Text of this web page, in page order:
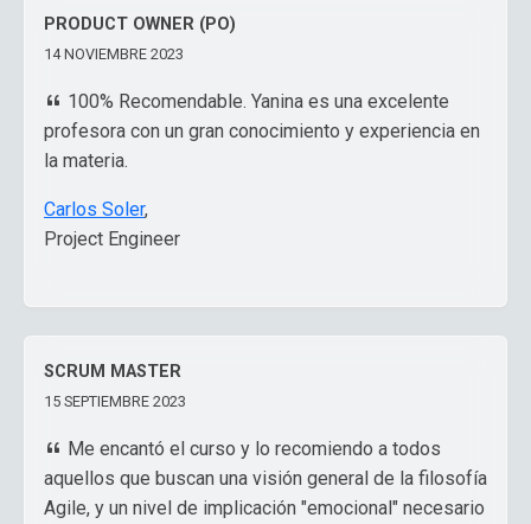
considero más importante en la formación que nos
han dado ha sido su capacidad para dar herramientas,
bases y buenas prácticas para poder empezar a ser
ágil desde ya.
Miguel Ángel Pedrajas
freelance
PRODUCT OWNER (PO)
14 NOVIEMBRE 2023
100% Recomendable. Yanina es una excelente
profesora con un gran conocimiento y experiencia en
la materia.
Carlos Soler,
Project Engineer
SCRUM MASTER
15 SEPTIEMBRE 2023
Me encantó el curso y lo recomiendo a todos
aquellos que buscan una visión general de la filosofía
Agile, y un nivel de implicación "emocional" necesario